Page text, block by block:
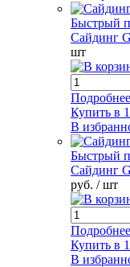
Быстрый
Сайдинг
шт
Подробнее
Купить в
В
Быстрый
Сайдинг
руб. / шт
Подробнее
Купить в
В